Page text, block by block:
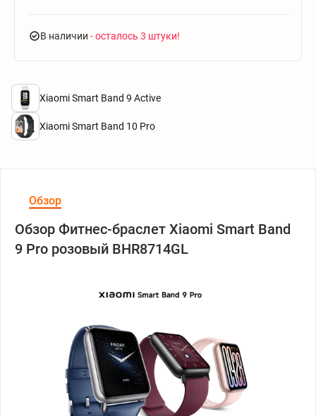
В наличии - осталось 3 штуки
Xiaomi Smart Band 9 Active
Xiaomi Smart Band 10 Pro
Обзор
Обзор Фитнес-браслет Xiaomi Smart Band
9 Pro розовый BHR8714GL